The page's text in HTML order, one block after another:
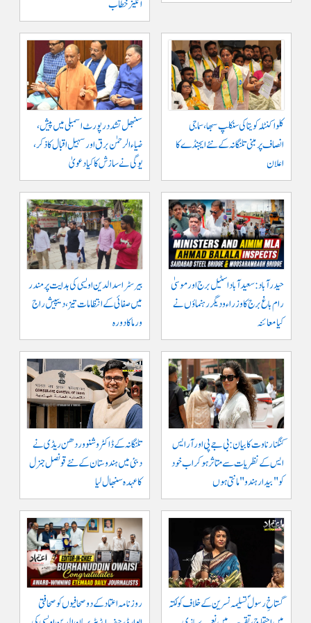
انگیز خطاب
کلواکنٹلہ کویتا کی سنکلپ سبھا، سماجی
انصاف پر مبنی تلنگانہ کے نئے ایجنڈے کا
اعلان
سنبھل تشدد رپورٹ اسمبلی میں پیش،
ضیاء الرحمٰن برق اور سہیل اقبال کا ذکر،
یوگی نے سازش کا کیا دعویٰ
حیدرآباد: سعیدآباد اسٹیل برج اور موسیٰ
رام باغ برج کا وزراء و دیگر رہنماؤں نے
کیا معائنہ
بیرسٹر اسدالدین اویسی کی ہدایت پر مندر
میں صفائی کے انتظامات تیز، دیپیش راج
ورما کا دورہ
کنگنا رناوت کا بیان: بی جے پی اور آر ایس
ایس کے نظریات سے متاثر ہو کر اب خود
کو "بیدار ہندو" مانتی ہوں
تلنگانہ کے ڈاکٹر وشنو وردھن ریڈی نے
دبئی میں ہندوستان کے نئے قونصل جنرل
کا عہدہ سنبھال لیا
گستاخِ رسولؐ تسلیمہ نسرین کے خلاف کولکتہ
روزنامہ اعتماد کے دو صحافیوں کو صحافتی